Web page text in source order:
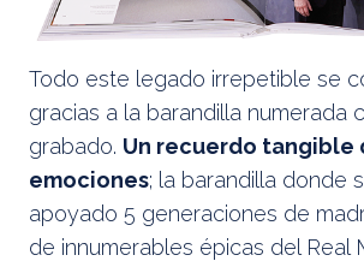
Todo este legado irrepetible se
gracias a la barandilla numerada
grabado. Un recuerdo tangible
emociones; la barandilla donde
apoyado 5 generaciones de
de innumerables épicas del Real